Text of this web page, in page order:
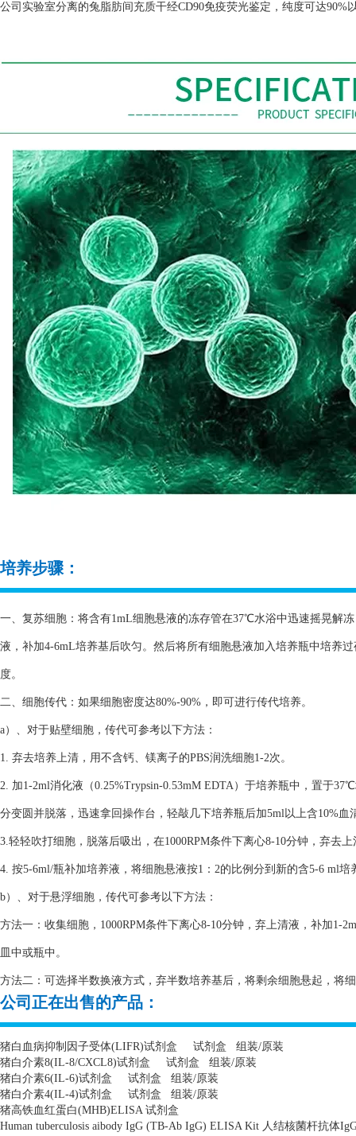
公司实验室分离的兔脂肪间充质干经CD90免疫荧光鉴定，纯度可达90%
培养步骤：
一、复苏细胞：将含有1mL细胞悬液的冻存管在37℃水浴中迅速摇晃解
液，补加4-6mL培养基后吹匀。然后将所有细胞悬液加入培养瓶中培养
度。
二、细胞传代：如果细胞密度达80%-90%，即可进行传代培养。
a）、对于贴壁细胞，传代可参考以下方法：
1. 弃去培养上清，用不含钙、镁离子的PBS润洗细胞1-2次。
2. 加1-2ml消化液（0.25%Trypsin-0.53mM EDTA）于培养瓶中，置于
分变圆并脱落，迅速拿回操作台，轻敲几下培养瓶后加5ml以上含10%血
3.轻轻吹打细胞，脱落后吸出，在1000RPM条件下离心8-10分钟，弃去
4. 按5-6ml/瓶补加培养液，将细胞悬液按1：2的比例分到新的含5-6 ml培
b）、对于悬浮细胞，传代可参考以下方法：
方法一：收集细胞，1000RPM条件下离心8-10分钟，弃上清液，补加1-
皿中或瓶中。
方法二：可选择半数换液方式，弃半数培养基后，将剩余细胞悬起，将
公司正在出售的产品：
猪白血病抑制因子受体(LIFR)试剂盒 试剂盒 组装/原装
猪白介素8(IL-8/CXCL8)试剂盒 试剂盒 组装/原装
猪白介素6(IL-6)试剂盒 试剂盒 组装/原装
猪白介素4(IL-4)试剂盒 试剂盒 组装/原装
猪高铁血红蛋白(MHB)ELISA 试剂盒
Human tuberculosis aibody IgG (TB-Ab IgG) ELISA Kit 人结核菌杆抗体